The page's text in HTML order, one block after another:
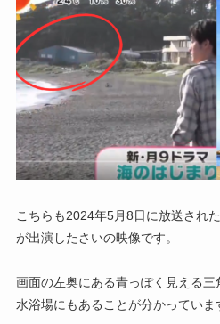
こちらも2024年5月8日に放送され
が出演したさいの映像です。
画面の左奥にある青っぽく見える
水浴場にもあることが分かっていま